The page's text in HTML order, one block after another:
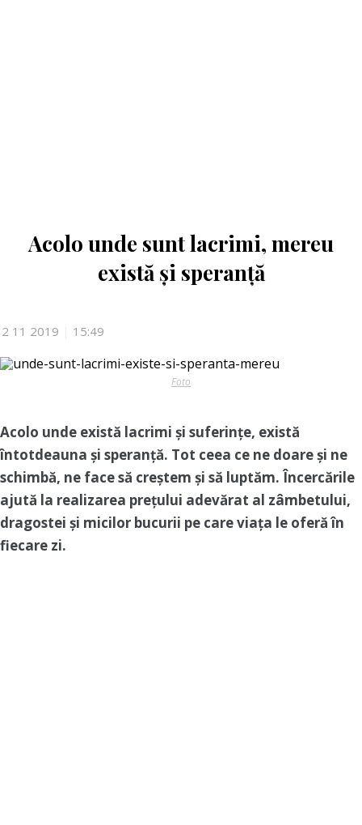
Acolo unde sunt lacrimi, mereu
există și speranță
2 11 2019 15:49
Foto
Acolo unde există lacrimi și suferințe, există
întotdeauna și speranță. Tot ceea ce ne doare și ne
schimbă, ne face să creștem și să luptăm. Încercările
ajută la realizarea prețului adevărat al zâmbetului,
dragostei și micilor bucurii pe care viața le oferă în
fiecare zi.